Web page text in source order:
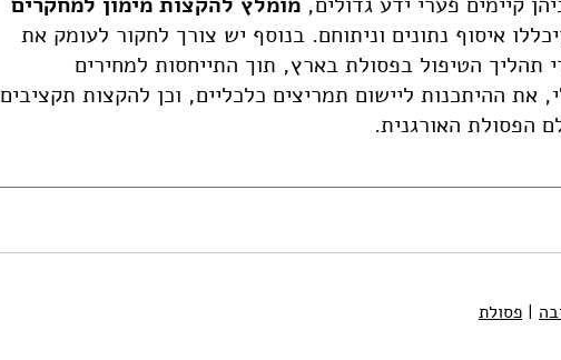
איסוף נתונים וניתוחם. בנוסף יש צורך לחקור לעומק את
תהליך הטיפול בפסולת בארץ, תוך התייחסות למחירים
את ההיתכנות ליישום תמריצים כלכליים, וכן להקצות תקציבים
הפסולת האורגנית.
| פסולת